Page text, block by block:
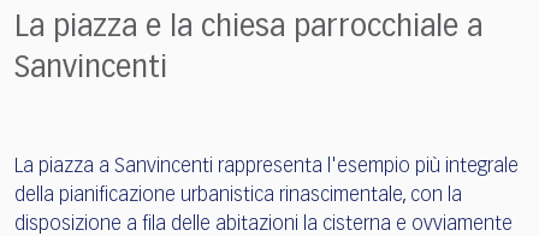
La piazza e la chiesa parrocchiale a
Sanvincenti
La piazza a Sanvincenti rappresenta l'esempio più integrale
della pianificazione urbanistica rinascimentale, con la
disposizione a fila delle abitazioni la cisterna e ovviamente